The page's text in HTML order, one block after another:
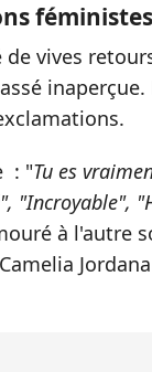
de vives
: "Tu es
"Incroyable",
à l'autre